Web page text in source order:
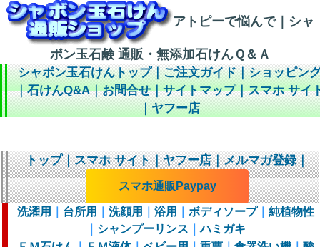
アトピーで悩んで｜シャ
ボン玉石鹸 通販・無添加石けんＱ＆Ａ
シャボン玉石けんトップ｜ご注文ガイド｜ショッピン
｜石けんQ&A｜お問合せ｜サイトマップ｜スマホ サイ
｜ヤフー店
トップ｜スマホ サイト｜ヤフー店｜メルマガ登録｜
スマホ通販Paypay
洗濯用 台所用 洗顔用 浴用 ボディソープ｜ 純植物性
シャンプーリンス ｜ハミガキ